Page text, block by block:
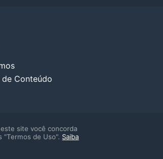
de Conteúdo
site você concorda
"Termos de Uso". Saiba